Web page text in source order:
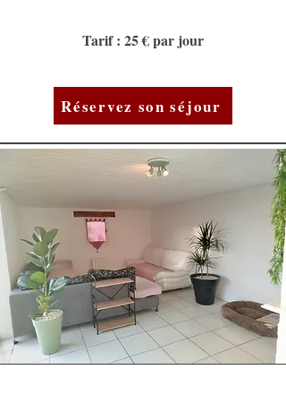
Tarif : 25 € par jour
Réservez son séjour